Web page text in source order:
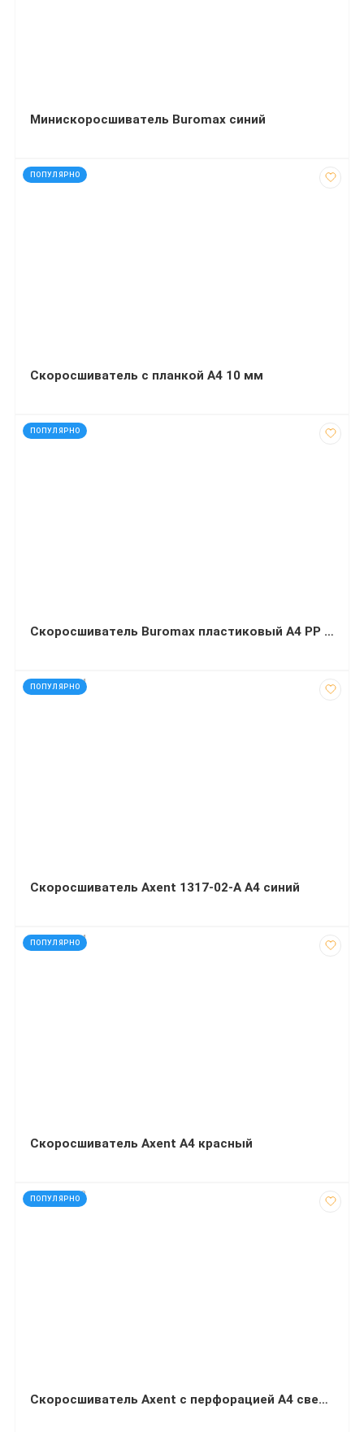
Минискоросшиватель Buromax cиний
ПОПУЛЯРНО
код: 7479
Скоросшиватель с планкой А4 10 мм
ПОПУЛЯРНО
код: 1925
Скоросшиватель Buromax пластиковый А4 PP красный
ПОПУЛЯРНО
код: 927084
Скоросшиватель Axent 1317-02-A А4 синий
ПОПУЛЯРНО
код: 927734
Скоросшиватель Axent А4 красный
ПОПУЛЯРНО
код: 927442
Скоросшиватель Axent с перфорацией А4 светло-голубой